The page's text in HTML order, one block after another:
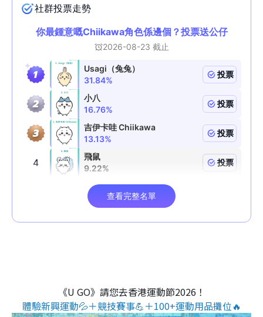
《U GO》請您去香港運動節2026！
體驗新興運動💦＋競技賽事💪＋100+運動用品攤位🔥